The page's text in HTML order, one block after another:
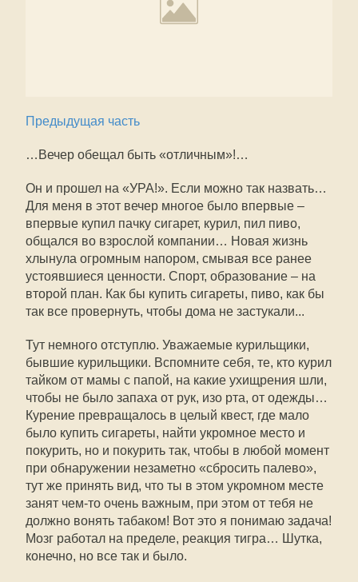
Предыдущая часть
…Вечер обещал быть «отличным»!…
Он и прошел на «УРА!». Если можно так назвать…
Для меня в этот вечер многое было впервые –
впервые купил пачку сигарет, курил, пил пиво,
общался во взрослой компании… Новая жизнь
хлынула огромным напором, смывая все ранее
устоявшиеся ценности. Спорт, образование – на
второй план. Как бы купить сигареты, пиво, как бы
так все провернуть, чтобы дома не застукали...
Тут немного отступлю. Уважаемые курильщики,
бывшие курильщики. Вспомните себя, те, кто курил
тайком от мамы с папой, на какие ухищрения шли,
чтобы не было запаха от рук, изо рта, от одежды…
Курение превращалось в целый квест, где мало
было купить сигареты, найти укромное место и
покурить, но и покурить так, чтобы в любой момент
при обнаружении незаметно «сбросить палево»,
тут же принять вид, что ты в этом укромном месте
занят чем-то очень важным, при этом от тебя не
должно вонять табаком! Вот это я понимаю задача!
Мозг работал на пределе, реакция тигра… Шутка,
конечно, но все так и было.